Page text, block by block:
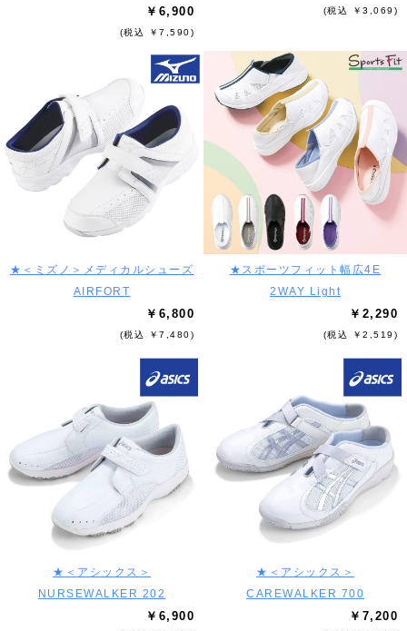
￥6,900
(税込 ￥7,590)
(税込 ￥3,069)
★＜ミズノ＞メディカルシューズ
AIRFORT
￥6,800
(税込 ￥7,480)
★スポーツフィット幅広4E
2WAY Light
￥2,290
(税込 ￥2,519)
★＜アシックス＞
NURSEWALKER 202
￥6,900
★＜アシックス＞
CAREWALKER 700
￥7,200